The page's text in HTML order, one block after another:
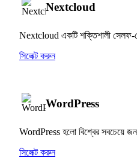
Nextcloud
Nextcloud একটি শক্তিশালী সেলফ-
সিলেক্ট করুন
WordPress
WordPress হলো বিশ্বের সবচেয়ে
সিলেক্ট করুন